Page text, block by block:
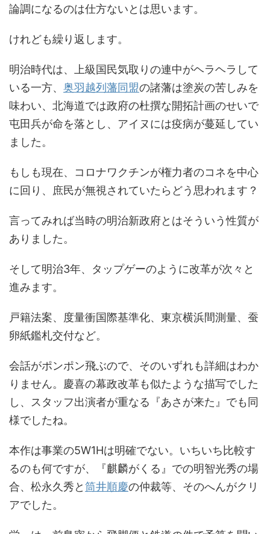
論調になるのは仕方ないとは思います。
けれども繰り返します。
明治時代は、上級国民気取りの連中がヘラヘラして
いる一方、 奥羽越列藩同盟の諸藩は塗炭の苦しみを
味わい、北海道では政府の杜撰な開拓計画のせいで
屯田兵が命を落とし、アイヌには疫病が蔓延してい
ました。
もしも現在、コロナワクチンが権力者のコネを中心
に回り、庶民が無視されていたらどう思われます？
言ってみれば当時の明治新政府とはそういう性質が
ありました。
そして明治3年、タップゲーのように改革が次々と
進みます。
戸籍法案、度量衝国際基準化、東京横浜間測量、蚕
卵紙鑑札交付など。
会話がポンポン飛ぶので、そのいずれも詳細はわか
りません。慶喜の幕政改革も似たような描写でした
し、スタッフ出演者が重なる『あさが来た』でも同
様でしたね。
本作は事業の5W1Hは明確でない。いちいち比較す
るのも何ですが、『麒麟がくる』での明智光秀の場
合、松永久秀と筒井順慶の仲裁等、そのへんがクリ
アでした。